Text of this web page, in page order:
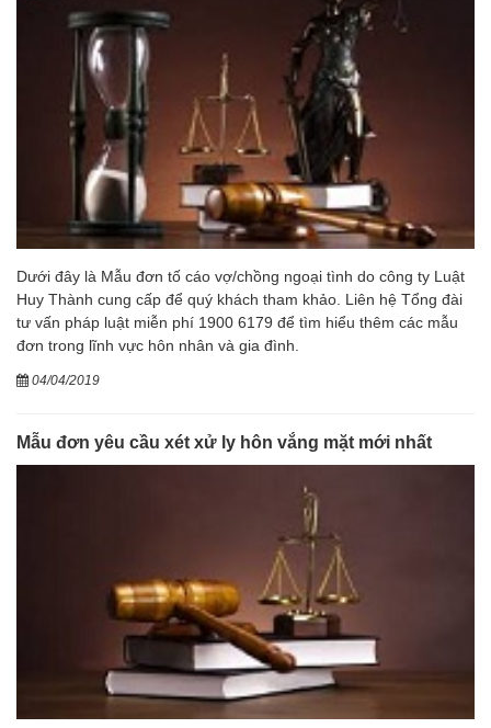
Dưới đây là Mẫu đơn tố cáo vợ/chồng ngoại tình do công ty Luật
Huy Thành cung cấp để quý khách tham khảo. Liên hệ Tổng đài
tư vấn pháp luật miễn phí 1900 6179 để tìm hiểu thêm các mẫu
đơn trong lĩnh vực hôn nhân và gia đình.
04/04/2019
Mẫu đơn yêu cầu xét xử ly hôn vắng mặt mới nhất